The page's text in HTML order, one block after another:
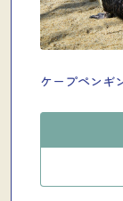
ケープペンギ